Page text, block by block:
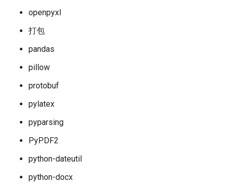
openpyxl
打包
pandas
pillow
protobuf
pylatex
pyparsing
PyPDF2
python-dateutil
python-docx